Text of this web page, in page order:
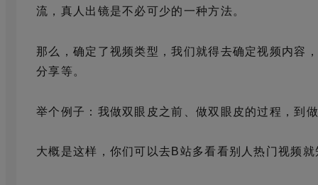
流，真人出镜是不必可少的一种方法。
那么，确定了视频类型，我们就得去确定视频内容
分享等。
举个例子：我做双眼皮之前、做双眼皮的过程，到
大概是这样，你们可以去B站多看看别人热门视频